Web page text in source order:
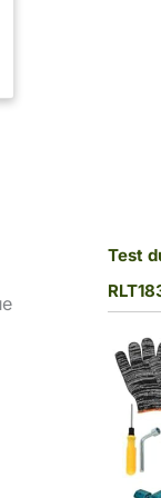
Test